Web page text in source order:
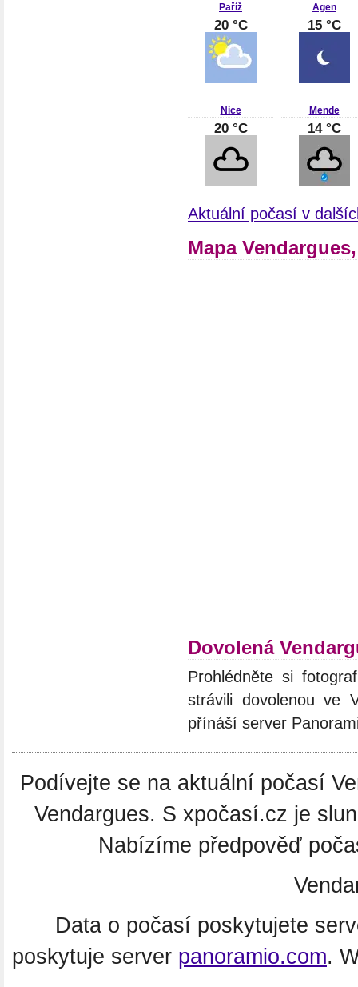
Paříž
20 °C
Agen
15 °C
Nice
20 °C
Mende
14 °C
Aktuální počasí v
Mapa
Dovolená
Prohlédněte si
strávili dovolenou ve
přínáší server
Podívejte se na aktuální počasí
Vendargues. S xpočasí.cz je
Nabízíme předpověď
Data o počasí poskytujete
poskytuje server panoramio.com.